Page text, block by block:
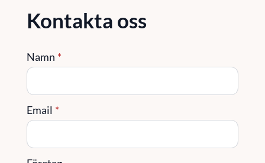
Kontakta oss
Namn *
Email *